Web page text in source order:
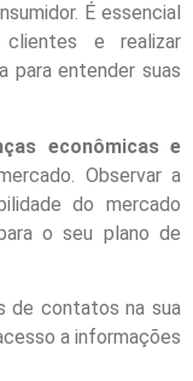
É essencial
clientes e realizar
para entender suas
econômicas e
Observar a
do mercado
o seu plano de
de contatos na sua
a informações